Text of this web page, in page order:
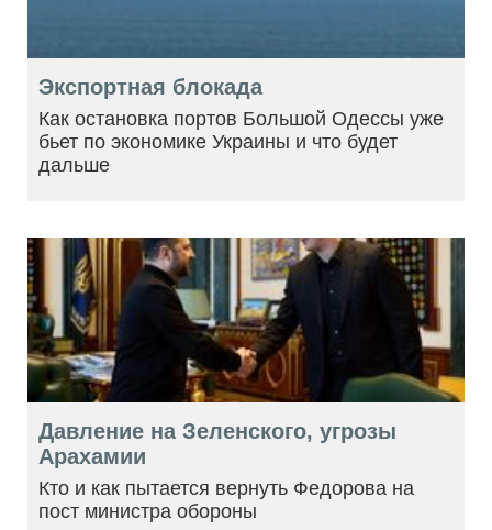
Экспортная блокада
Как остановка портов Большой Одессы уже
бьет по экономике Украины и что будет
дальше
Давление на Зеленского, угрозы
Арахамии
Кто и как пытается вернуть Федорова на
пост министра обороны